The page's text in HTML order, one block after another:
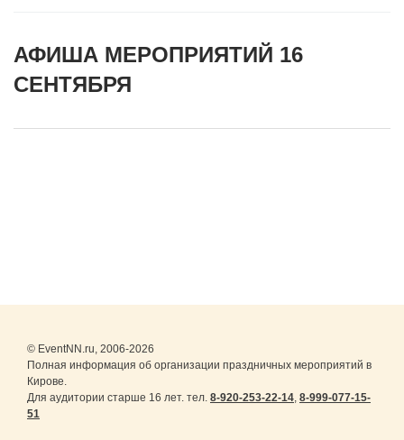
АФИША МЕРОПРИЯТИЙ 16
СЕНТЯБРЯ
© EventNN.ru, 2006-2026
Полная информация об организации праздничных мероприятий в
Кирове.
Для аудитории старше 16 лет. тел. 8-920-253-22-14, 8-999-077-15-
51